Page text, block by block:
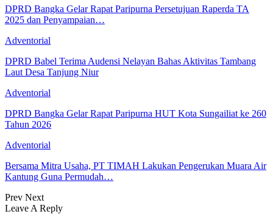
DPRD Bangka Gelar Rapat Paripurna Persetujuan Raperda TA
2025 dan Penyampaian…
Adventorial
DPRD Babel Terima Audensi Nelayan Bahas Aktivitas Tambang
Laut Desa Tanjung Niur
Adventorial
DPRD Bangka Gelar Rapat Paripurna HUT Kota Sungailiat ke 260
Tahun 2026
Adventorial
Bersama Mitra Usaha, PT TIMAH Lakukan Pengerukan Muara Air
Kantung Guna Permudah…
Prev Next
Leave A Reply